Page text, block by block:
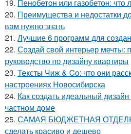
19. Пенобетон или газобетон: что
20. Преимущества и недостатки
вам нужно знать
21. Лучшие 6 программ для
22. Создай свой интерьер мечты:
руководство по дизайну квартиры
23. Тексты Чиж & Co: что они
настроениях Новосибирска
24. Как создать идеальный
частном доме
25. САМАЯ БЮДЖЕТНАЯ ОТДЕЛКА
сделать красиво и дешево